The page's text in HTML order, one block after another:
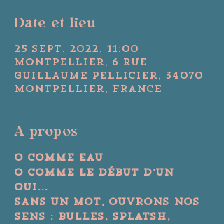
Date et lieu
25 sept. 2022, 11:00
Montpellier, 6 Rue
Guillaume Pellicier, 34070
Montpellier, France
A propos
O comme eau
O comme le début d’un
oui...
Sans un mot, ouvrons nos
sens : bulles, splatsh,